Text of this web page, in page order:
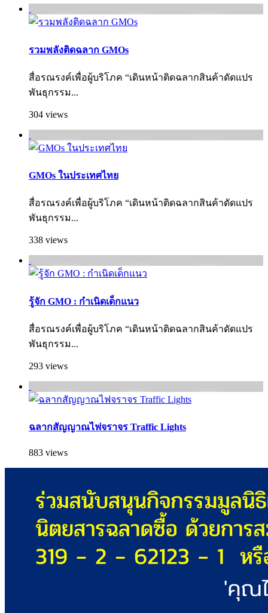
รวมพลังติดฉลาก GMOs
สื่อรณรงค์เพื่อผู้บริโภค “เดินหน้าติดฉลากสินค้าดัดแปร
พันธุกรรม...
304 views
GMOs ในประเทศไทย
สื่อรณรงค์เพื่อผู้บริโภค “เดินหน้าติดฉลากสินค้าดัดแปร
พันธุกรรม...
338 views
รู้จัก GMO : กำเนิดเด็กแนว
สื่อรณรงค์เพื่อผู้บริโภค “เดินหน้าติดฉลากสินค้าดัดแปร
พันธุกรรม...
293 views
ฉลากสัญญาณไฟจราจร Traffic Lights
883 views